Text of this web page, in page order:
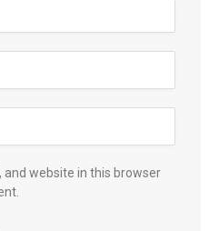
and website in this browser